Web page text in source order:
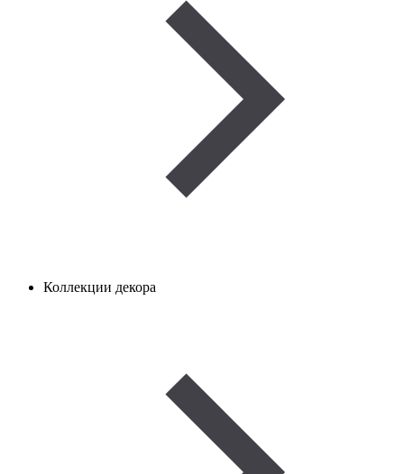
Коллекции декора